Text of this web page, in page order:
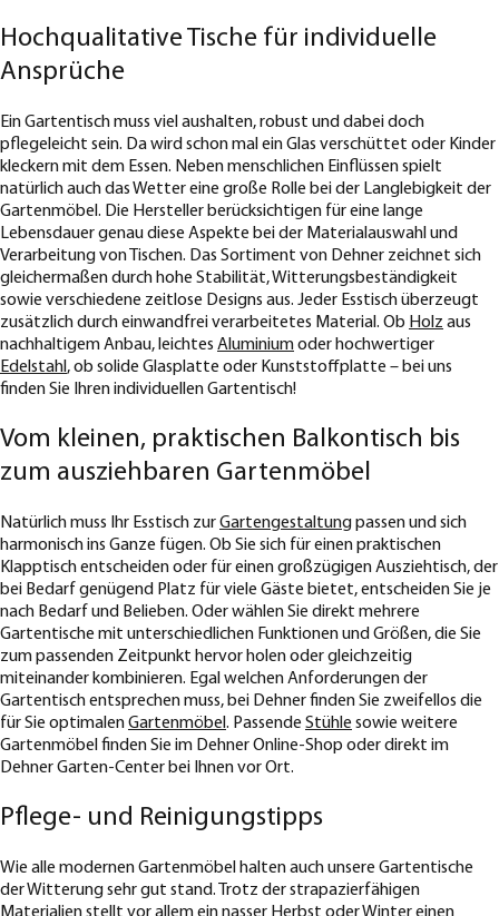
Hochqualitative Tische für individuelle
Ansprüche
Ein Gartentisch muss viel aushalten, robust und dabei doch
pflegeleicht sein. Da wird schon mal ein Glas verschüttet oder Kinder
kleckern mit dem Essen. Neben menschlichen Einflüssen spielt
natürlich auch das Wetter eine große Rolle bei der Langlebigkeit der
Gartenmöbel. Die Hersteller berücksichtigen für eine lange
Lebensdauer genau diese Aspekte bei der Materialauswahl und
Verarbeitung von Tischen. Das Sortiment von Dehner zeichnet sich
gleichermaßen durch hohe Stabilität, Witterungsbeständigkeit
sowie verschiedene zeitlose Designs aus. Jeder Esstisch überzeugt
zusätzlich durch einwandfrei verarbeitetes Material. Ob Holz aus
nachhaltigem Anbau, leichtes Aluminiumoder hochwertiger
Edelstahl , ob solide Glasplatte oder Kunststoffplatte – bei uns
finden Sie Ihren individuellen Gartentisch!
Vom kleinen, praktischen Balkontisch bis
zum ausziehbaren Gartenmöbel
Natürlich muss Ihr Esstisch zurGartengestaltungpassen und sich
harmonisch ins Ganze fügen. Ob Sie sich für einen praktischen
Klapptisch entscheiden oder für einen großzügigen Ausziehtisch, der
bei Bedarf genügend Platz für viele Gäste bietet, entscheiden Sie je
nach Bedarf und Belieben. Oder wählen Sie direkt mehrere
Gartentische mit unterschiedlichen Funktionen und Größen, die Sie
zum passenden Zeitpunkt hervor holen oder gleichzeitig
miteinander kombinieren. Egal welchen Anforderungen der
Gartentisch entsprechen muss, bei Dehner finden Sie zweifellos die
für Sie optimalenGartenmöbel . Passende Stühle sowie weitere
Gartenmöbel finden Sie im Dehner Online-Shop oder direkt im
Dehner Garten-Center bei Ihnen vor Ort.
Pflege- und Reinigungstipps
Wie alle modernen Gartenmöbel halten auch unsere Gartentische
der Witterung sehr gut stand. Trotz der strapazierfähigen
Materialien stellt vor allem ein nasser Herbst oder Winter einen